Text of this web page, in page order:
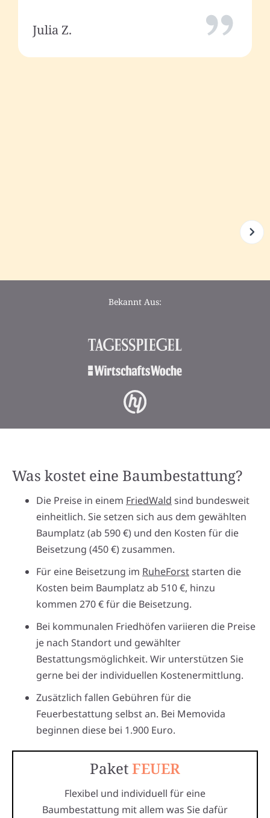
Julia Z.
Bekannt Aus:
Was kostet eine Baumbestattung?
Die Preise in einem FriedWald sind bundesweit
einheitlich. Sie setzen sich aus dem gewählten
Baumplatz (ab 590 €) und den Kosten für die
Beisetzung (450 €) zusammen.
Für eine Beisetzung im RuheForststarten die
Kosten beim Baumplatz ab 510 €, hinzu
kommen 270 € für die Beisetzung.
Bei kommunalen Friedhöfen variieren die Preise
je nach Standort und gewählter
Bestattungsmöglichkeit. Wir unterstützen Sie
gerne bei der individuellen Kostenermittlung.
Zusätzlich fallen Gebühren für die
Feuerbestattung selbst an. Bei Memovida
beginnen diese bei 1.900 Euro.
PaketFEUER
Flexibel und individuell für eine
Baumbestattung mit allem was Sie dafür